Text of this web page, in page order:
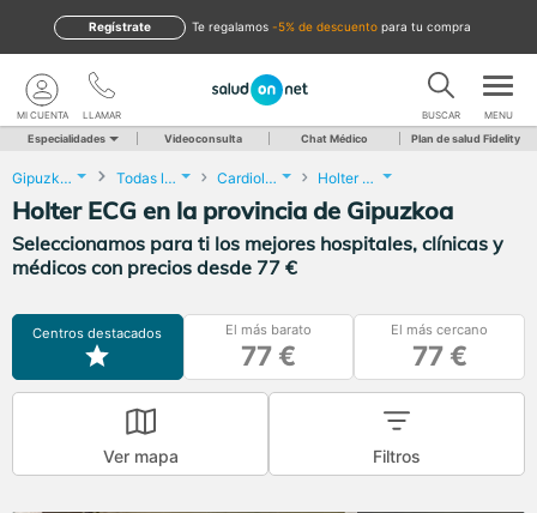
te regalamos -5% de descuento para tu compra
Regístrate
LLAMAR
MI CUENTA BUSCAR MENU
Especialidades Videoconsulta Chat Médico Plan de salud Fidelity
Gipuzkoa Todas las localidades Cardiología Holter ECG
Holter ECG en la provincia de Gipuzkoa
Seleccionamos para ti los mejores hospitales, clínicas y
médicos con precios desde 77 €
Centros destacados El más barato
77 €
El más cercano
77 €
Ver mapa Filtros